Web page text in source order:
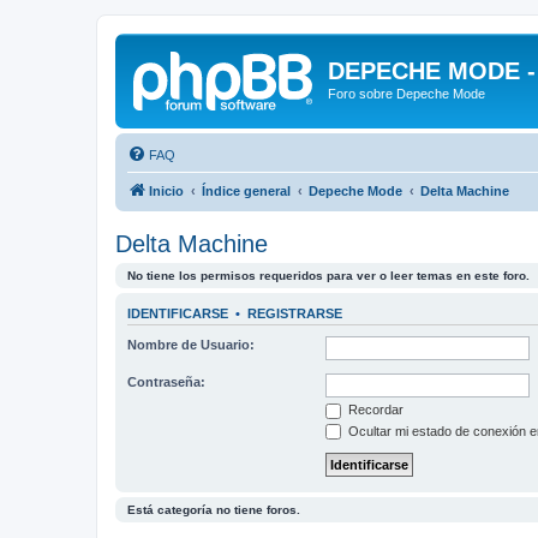
DEPECHE MODE
Foro sobre Depeche Mode
FAQ
Inicio Índice general Depeche Mode Delta Machine
Delta Machine
No tiene los permisos requeridos para ver o leer temas en este foro.
IDENTIFICARSE • REGISTRARSE
Nombre de Usuario:
Contraseña:
Recordar
Ocultar mi estado de conexión
Está categoría no tiene foros.